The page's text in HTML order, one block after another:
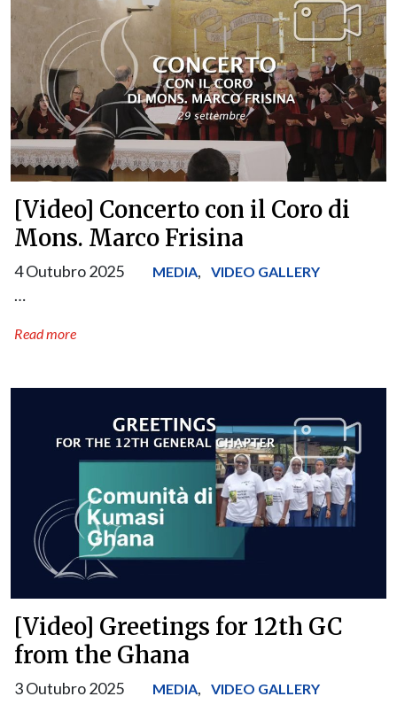
[Video] Concerto con il Coro di
Mons. Marco Frisina
4 Outubro 2025 MEDIA, VIDEO GALLERY
…
Read more
[Video] Greetings for 12th GC
from the Ghana
3 Outubro 2025 MEDIA, VIDEO GALLERY